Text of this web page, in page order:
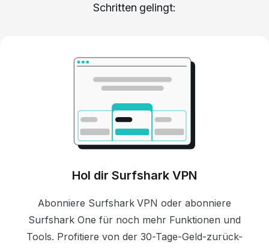
Schritten gelingt:
Hol dir Surfshark VPN
Abonniere Surfshark VPN oder abonniere
Surfshark One für noch mehr Funktionen und
Tools. Profitiere von der 30-Tage-Geld-zurück-